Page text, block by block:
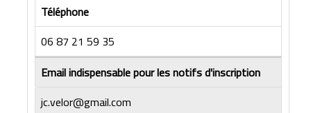
Téléphone
06 87 21 59 35
Email indispensable pour les notifs d'inscription
jc.velor@gmail.com